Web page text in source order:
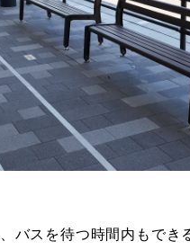
バスを待つ時間内もでき